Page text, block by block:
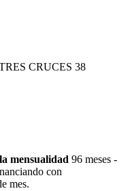
CRUCES 38
mensualidad 96 meses -
con
mes.